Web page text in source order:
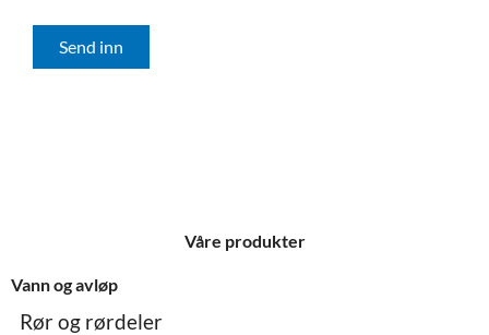
Send inn
Våre produkter
Vann og avløp
Rør og rørdeler